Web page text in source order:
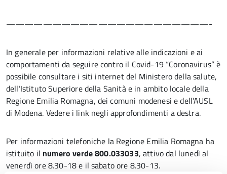
——————————————————————-
In generale per informazioni relative alle indicazioni e ai
comportamenti da seguire contro il Covid-19 “Coronavirus” è
possibile consultare i siti internet del Ministero della salute,
dell’Istituto Superiore della Sanità e in ambito locale della
Regione Emilia Romagna, dei comuni modenesi e dell’AUSL
di Modena. Vedere i link negli approfondimenti a destra.
Per informazioni telefoniche la Regione Emilia Romagna ha
istituito il numero verde 800.033033, attivo dal lunedì al
venerdì ore 8.30-18 e il sabato ore 8.30-13.